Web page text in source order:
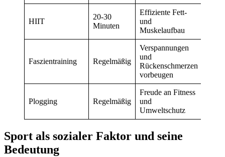
HIIT
20-30
Minuten
Effiziente Fett-
und
Muskelaufbau
Faszientraining Regelmäßig
Verspannungen
und
Rückenschmerzen
vorbeugen
Plogging Regelmäßig
Freude an Fitness
und
Umweltschutz
Sport als sozialer Faktor und seine
Bedeutung